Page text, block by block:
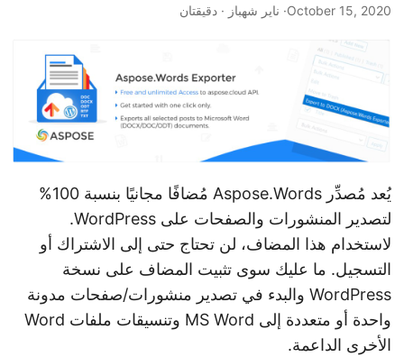
October 15, 2020· ناير شهباز · دقيقتان
يُعد مُصدِّر Aspose.Words مُضافًا مجانيًا بنسبة 100%
لتصدير المنشورات والصفحات على WordPress.
لاستخدام هذا المضاف، لن تحتاج حتى إلى الاشتراك أو
التسجيل. ما عليك سوى تثبيت المضاف على نسخة
WordPress والبدء في تصدير منشورات/صفحات مدونة
واحدة أو متعددة إلى MS Word وتنسيقات ملفات Word
الأخرى الداعمة.